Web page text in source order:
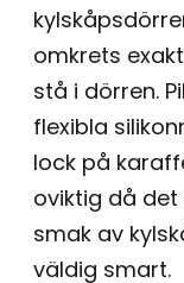
omkrets
stå i dörren.
flexibla
lock på
oviktig då
smak av
väldig smart.